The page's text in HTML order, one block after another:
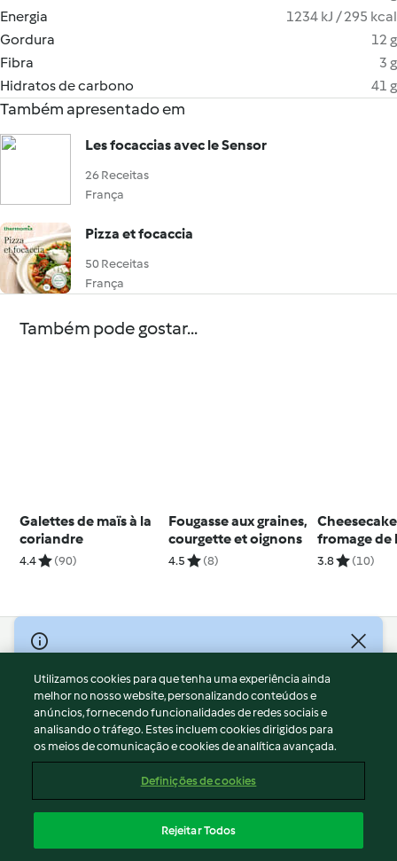
Energia
1234 kJ / 295 kcal
Gordura
12 g
Fibra
3 g
Hidratos de carbono
41 g
Também apresentado em
Les focaccias avec le Sensor
26 Receitas
França
Pizza et focaccia
50 Receitas
França
Também pode gostar...
Galettes de maïs à la
coriandre
4.4 (90)
Fougasse aux graines,
courgette et oignons
4.5 (8)
fromage de
aux figues
3.8 (10)
© Copyright 2026
Termos de Utilização
Aviso sobre Proteção de Dados
Aviso
Apoio legal
Conteúdo do relatório
Declaração de acessibilidade
Utilizamos cookies para que tenha uma experiência ainda
melhor no nosso website, personalizando conteúdos e
anúncios, fornecendo funcionalidades de redes sociais e
analisando o tráfego. Estes incluem cookies dirigidos para
os meios de comunicação e cookies de analítica avançada.
Definições de cookies
Rejeitar Todos